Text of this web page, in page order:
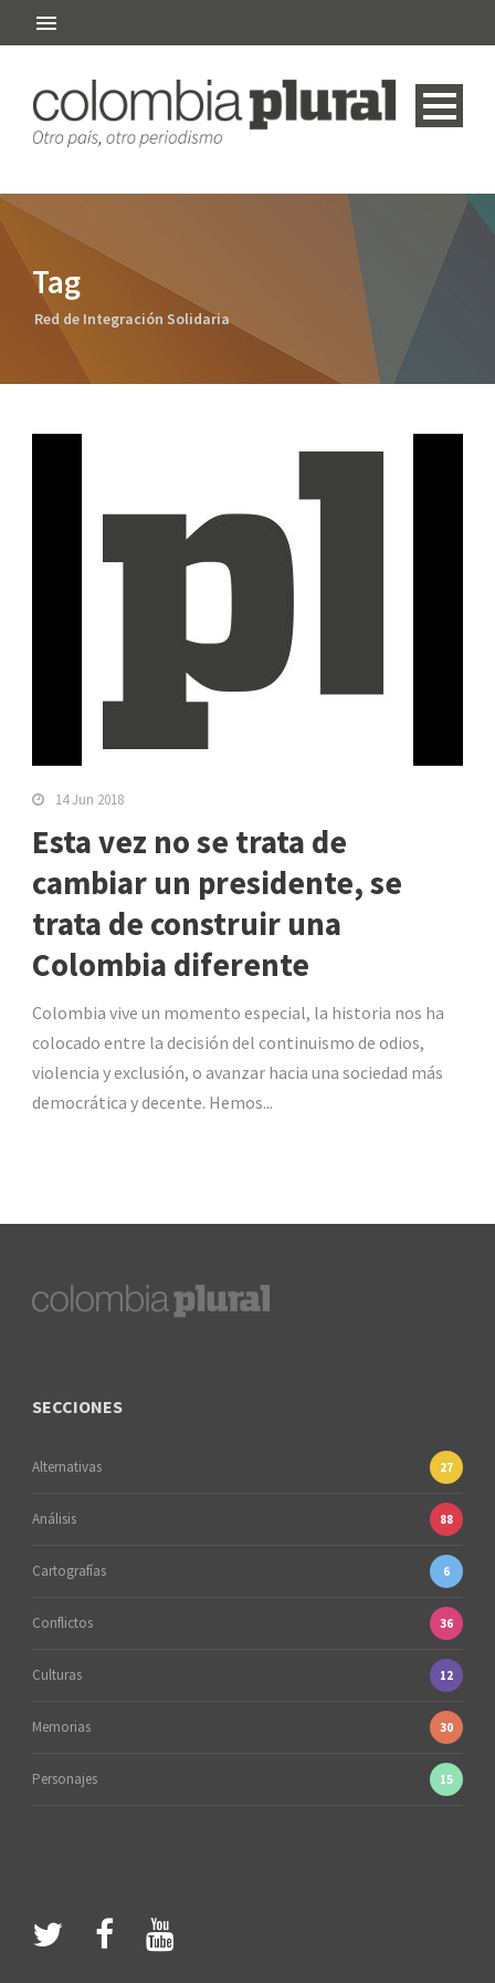
Tag
Red de Integración Solidaria
14 Jun 2018
Esta vez no se trata de
cambiar un presidente, se
trata de construir una
Colombia diferente
Colombia vive un momento especial, la historia nos ha
colocado entre la decisión del continuismo de odios,
violencia y exclusión, o avanzar hacia una sociedad más
democrática y decente. Hemos...
SECCIONES
Alternativas 27
Análisis 88
Cartografías 6
Conflictos 36
Culturas 12
Memorias 30
Personajes 15